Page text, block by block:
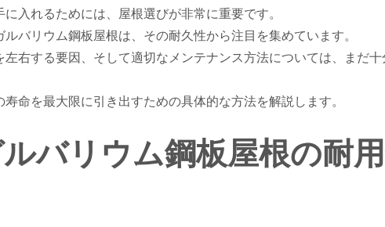
入れるためには、屋根選びが非常に重要です。
バリウム鋼板屋根は、その耐久性から注目を集めています。
左右する要因、そして適切なメンテナンス方法については、まだ
命を最大限に引き出すための具体的な方法を解説します。
ルバリウム鋼板屋根の耐